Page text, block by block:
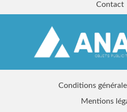
Contact
Conditions
Mentions